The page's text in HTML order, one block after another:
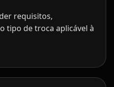
requisitos,
tipo de troca aplicável à